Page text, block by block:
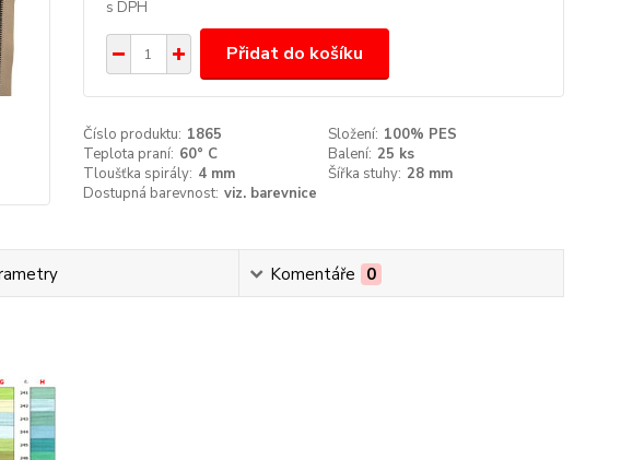
Přidat do košíku
Číslo produktu: 1865 Složení: 100% PES
Teplota praní: 60° C Balení: 25 ks
Tloušťka spirály: 4 mm Šířka stuhy: 28 mm
Dostupná barevnost: viz. barevnice
Komentáře 0